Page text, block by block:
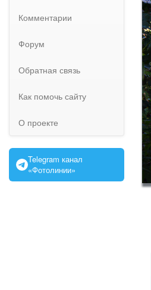
Комментарии
Форум
Обратная связь
Как помочь сайту
О проекте
Telegram канал
«Фотолинии»